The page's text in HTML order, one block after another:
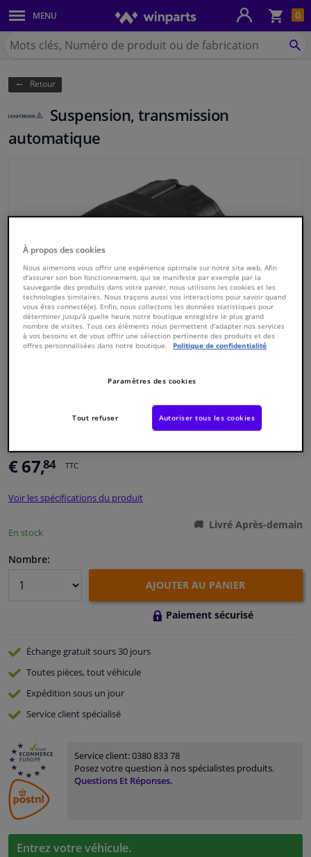
0
MENU
Carrosserie & tôles
Feux & ampoules
Freinage
Système d'échappement
Refroidissement & chauffage
Filtres & liquides
Bagages & transport
Fenêtres & accessoires
Intérieur & ameublement
Nettoyage & protection
Atelier & outils
Capteurs & électronique
Chercher
Winparts.be
Retour
Suspension, transmission
automatique
Numéro de produit d'origine:
€ 67,84 TTC
Voir les spécifications du produit
En stock
Livré Après-demain
Nombre:
AJOUTER AU PANIER
Paiement sécurisé
Échange gratuitsours 30 jours
Toutes pièces, tout véhicule
Expédition sous un jour
Serviceclient spécialisé
Service client:0380 833 78
Posez votre question à nos spécialistes produits.
Questions Et Réponses.
Entrez votre véhicule.
À propos des cookies
Nous aimerions vous offrir une expérience optimale sur notre site web. Afin
d'assurer son bon fonctionnement, qui se manifeste par exemple par la
sauvegarde des produits dans votre panier, nous utilisons les cookies et les
technologies similaires. Nous traçons aussi vos interactions pour savoir quand
vous êtes connecté(e). Enfin, nous collectons les données statistiques pour
déterminer jusqu'à quelle heure notre boutique enregistre le plus grand
nombre de visites. Tous ces éléments nous permettent d'adapter nos services
à vos besoins et de vous offrir une sélection pertinente des produits et des
offres personnalisées dans notre boutique.
Politique de confidentialité
Paramètres des cookies
Tout refuser Autoriser tous les cookies